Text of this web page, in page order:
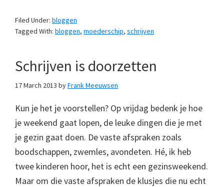
Filed Under: bloggen
Tagged With: bloggen, moederschip, schrijven
Schrijven is doorzetten
17 March 2013 byFrank Meeuwsen
Kun je het je voorstellen? Op vrijdag bedenk je hoe
je weekend gaat lopen, de leuke dingen die je met
je gezin gaat doen. De vaste afspraken zoals
boodschappen, zwemles, avondeten. Hé, ik heb
twee kinderen hoor, het is echt een gezinsweekend.
Maar om die vaste afspraken de klusjes die nu echt